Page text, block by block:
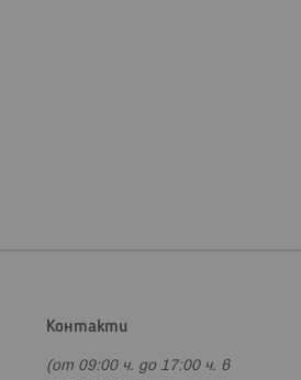
Контакти
(от 09:00 ч. до 17:00 ч. в